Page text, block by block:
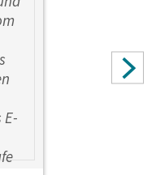
Roth, Katrin;
Matthias; Gruner-